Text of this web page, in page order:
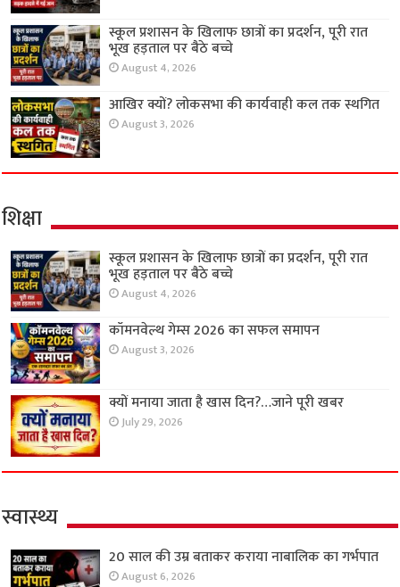
स्कूल प्रशासन के खिलाफ छात्रों का प्रदर्शन, पूरी रात
भूख हड़ताल पर बैठे बच्चे
August 4, 2026
आखिर क्यों? लोकसभा की कार्यवाही कल तक स्थगित
August 3, 2026
शिक्षा
स्कूल प्रशासन के खिलाफ छात्रों का प्रदर्शन, पूरी रात
भूख हड़ताल पर बैठे बच्चे
August 4, 2026
कॉमनवेल्थ गेम्स 2026 का सफल समापन
August 3, 2026
क्यों मनाया जाता है खास दिन?…जाने पूरी खबर
July 29, 2026
स्वास्थ्य
20 साल की उम्र बताकर कराया नाबालिक का गर्भपात
August 6, 2026